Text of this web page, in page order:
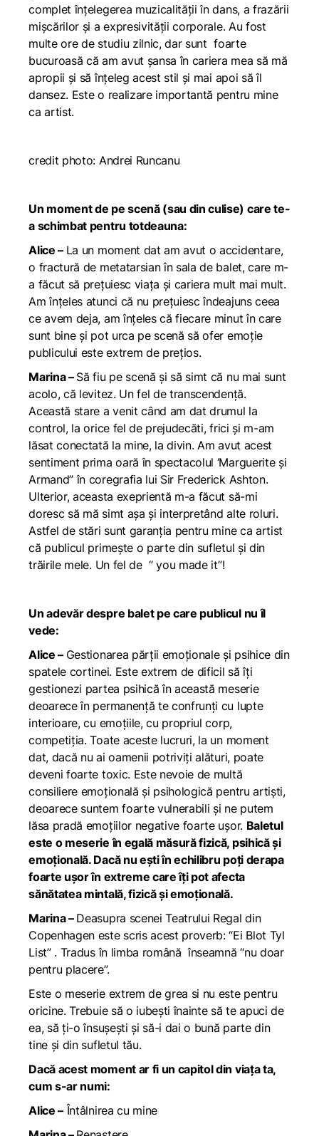
complet înțelegerea muzicalității în dans, a frazării
mișcărilor și a expresivității corporale. Au fost
multe ore de studiu zilnic, dar sunt foarte
bucuroasă că am avut șansa în cariera mea să mă
apropii și să înțeleg acest stil și mai apoi să îl
dansez. Este o realizare importantă pentru mine
ca artist.
credit photo: Andrei Runcanu
Un moment de pe scenă (sau din culise) care te-
a schimbat pentru totdeauna:
Alice – La un moment dat am avut o accidentare,
o fractură de metatarsian în sala de balet, care m-
a făcut să prețuiesc viața și cariera mult mai mult.
Am înțeles atunci că nu prețuiesc îndeajuns ceea
ce avem deja, am înțeles că fiecare minut în care
sunt bine și pot urca pe scenă să ofer emoție
publicului este extrem de prețios.
Marina – Să fiu pe scenă și să simt că nu mai sunt
acolo, că levitez. Un fel de transcendență.
Această stare a venit când am dat drumul la
control, la orice fel de prejudecăti, frici și m-am
lăsat conectată la mine, la divin. Am avut acest
sentiment prima oară în spectacolul ‘Marguerite și
Armand” în coregrafia lui Sir Frederick Ashton.
Ulterior, aceasta exeprientă m-a făcut să-mi
doresc să mă simt așa și interpretând alte roluri.
Astfel de stări sunt garanția pentru mine ca artist
că publicul primește o parte din sufletul și din
trăirile mele. Un fel de “ you made it”!
Un adevăr despre balet pe care publicul nu îl
vede:
Alice – Gestionarea părții emoționale și psihice din
spatele cortinei. Este extrem de dificil să îți
gestionezi partea psihică în această meserie
deoarece în permanență te confrunți cu lupte
interioare, cu emoțiile, cu propriul corp,
competiția. Toate aceste lucruri, la un moment
dat, dacă nu ai oamenii potriviți alături, poate
deveni foarte toxic. Este nevoie de multă
consiliere emoțională și psihologică pentru artiști,
deoarece suntem foarte vulnerabili și ne putem
lăsa pradă emoțiilor negative foarte ușor. Baletul
este o meserie în egală măsură fizică, psihică și
emoțională. Dacă nu ești în echilibru poți derapa
foarte ușor în extreme care îți pot afecta
sănătatea mintală, fizică și emoțională.
Marina – Deasupra scenei Teatrului Regal din
Copenhagen este scris acest proverb: “Ei Blot Tyl
List” . Tradus în limba română înseamnă “nu doar
pentru placere”.
Este o meserie extrem de grea si nu este pentru
oricine. Trebuie să o iubești înainte să te apuci de
ea, să ți-o însușești și să-i dai o bună parte din
tine și din sufletul tău.
Dacă acest moment ar fi un capitol din viața ta,
cum s-ar numi:
Alice – Întâlnirea cu mine